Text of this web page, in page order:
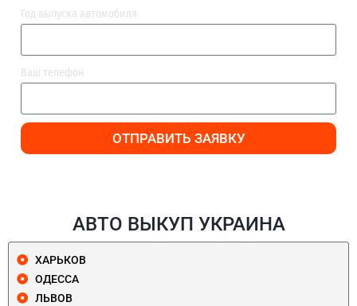
Год выпуска автомобиля
Ваш телефон
ОТПРАВИТЬ ЗАЯВКУ
АВТО ВЫКУП УКРАИНА
ХАРЬКОВ
ОДЕССА
ЛЬВОВ